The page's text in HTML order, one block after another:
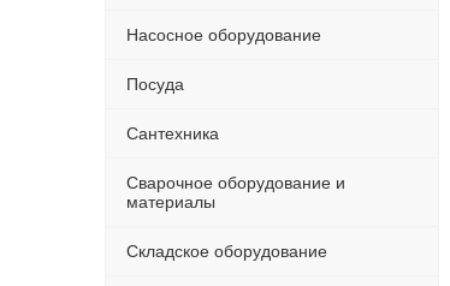
Насосное оборудование
Посуда
Сантехника
Сварочное оборудование и
материалы
Складское оборудование